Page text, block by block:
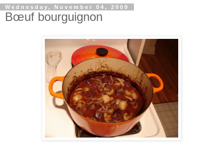
Wednesday, November 04, 2009
Bœuf bourguignon